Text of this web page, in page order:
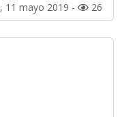
11 mayo 2019 - 26